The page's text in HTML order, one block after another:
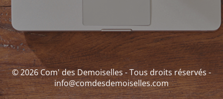
© 2026 Com' des Demoiselles - Tous droits réservés -
info@comdesdemoiselles.com